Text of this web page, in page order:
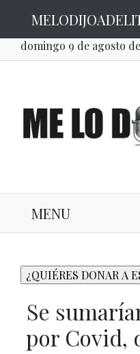
domingo 9 de agosto
MENU
Se
por Covid,